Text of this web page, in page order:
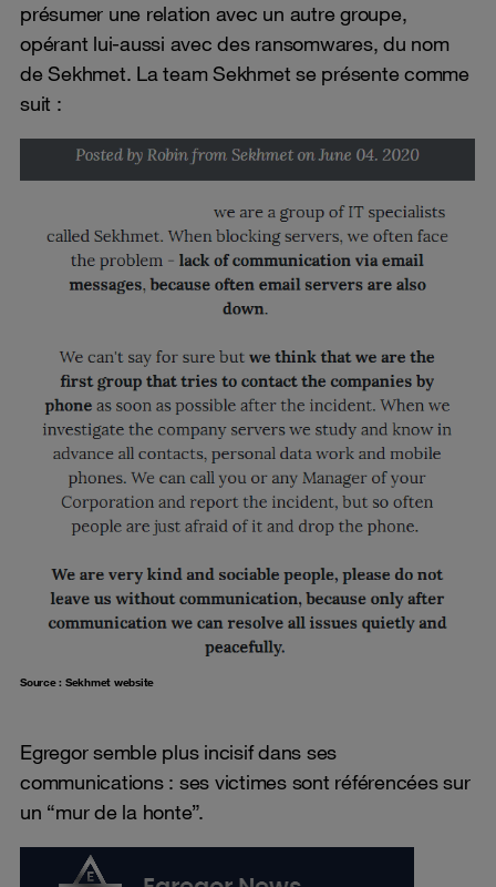
présumer une relation avec un autre groupe,
opérant lui-aussi avec des ransomwares, du nom
de Sekhmet. La team Sekhmet se présente comme
suit :
Source : Sekhmet website
Egregor semble plus incisif dans ses
communications : ses victimes sont référencées sur
un “mur de la honte”.